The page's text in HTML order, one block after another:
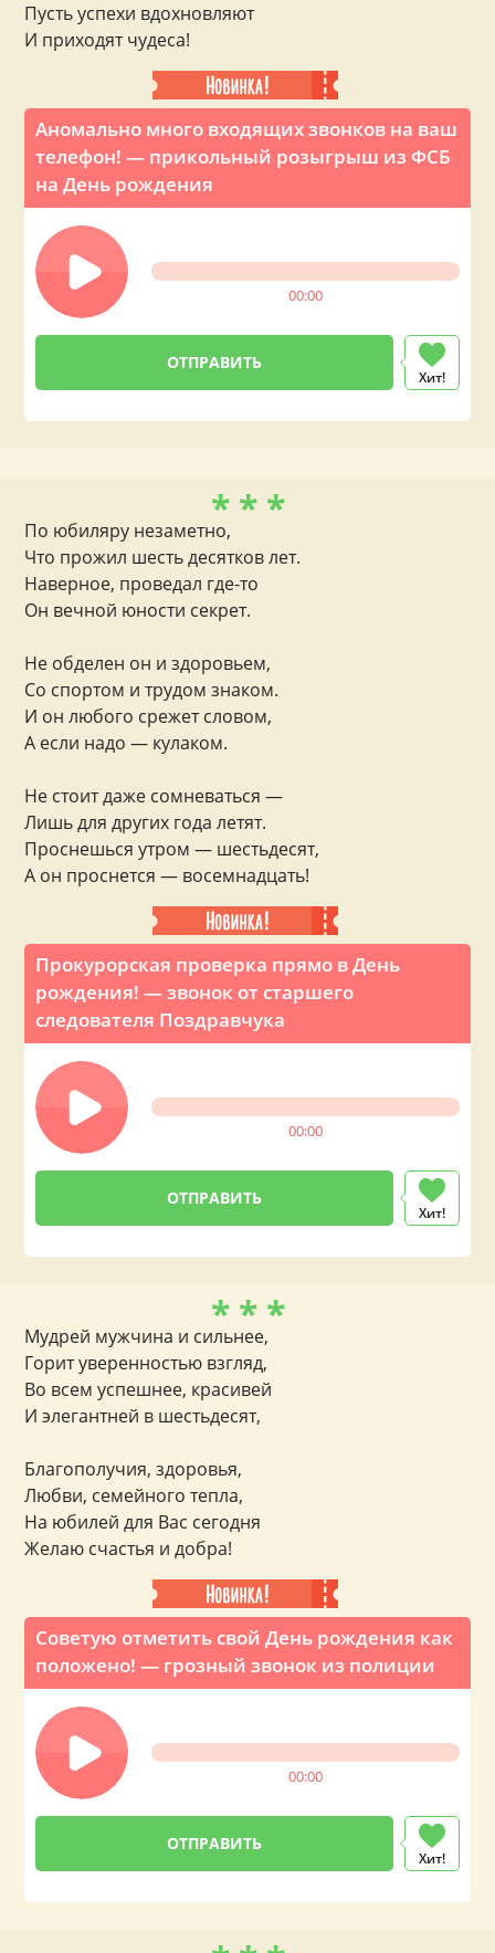
Аномально много входящих звонков на ваш
телефон! — прикольный розыгрыш из ФСБ
на День рождения
00:00
Хит!
Пусть успехи вдохновляют
И приходят чудеса!
Прокурорская проверка прямо в День
рождения! — звонок от старшего
следователя Поздравчука
00:00
Хит!
* * *
По юбиляру незаметно,
Что прожил шесть десятков лет.
Наверное, проведал где-то
Он вечной юности секрет.
Не обделен он и здоровьем,
Со спортом и трудом знаком.
И он любого срежет словом,
А если надо — кулаком.
Не стоит даже сомневаться —
Лишь для других года летят.
Проснешься утром — шестьдесят,
А он проснется — восемнадцать!
Советую отметить свой День рождения как
положено! — грозный звонок из полиции
00:00
Хит!
* * *
Мудрей мужчина и сильнее,
Горит уверенностью взгляд,
Во всем успешнее, красивей
И элегантней в шестьдесят,
Благополучия, здоровья,
Любви, семейного тепла,
На юбилей для Вас сегодня
Желаю счастья и добра!